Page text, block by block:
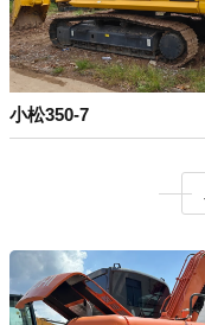
小松350-7